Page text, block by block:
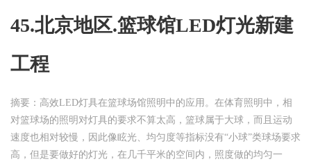
45.北京地区.篮球馆LED灯光新建
工程
摘要：高效LED灯具在篮球场馆照明中的应用。在体育照明中，相
对篮球场的照明对灯具的要求不算太高，篮球属于大球，而且运动
速度也相对较慢，因此像眩光、均匀度等指标没有“小球”类球场要求
高，但是要做好的灯光，在几千平米的空间内，照度做的均匀一